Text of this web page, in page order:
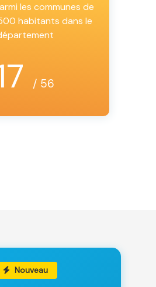
les communes de
habitants dans le
/ 56
Nouveau